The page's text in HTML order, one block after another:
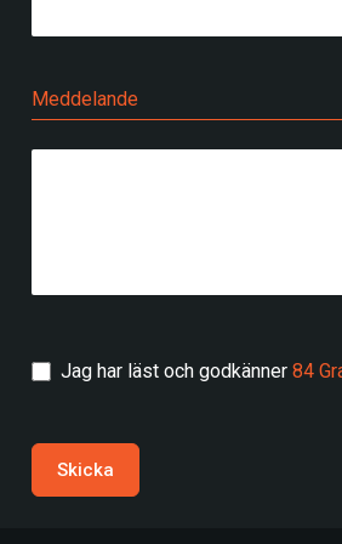
Meddelande
Jag har läst och godkänner 84
Skicka